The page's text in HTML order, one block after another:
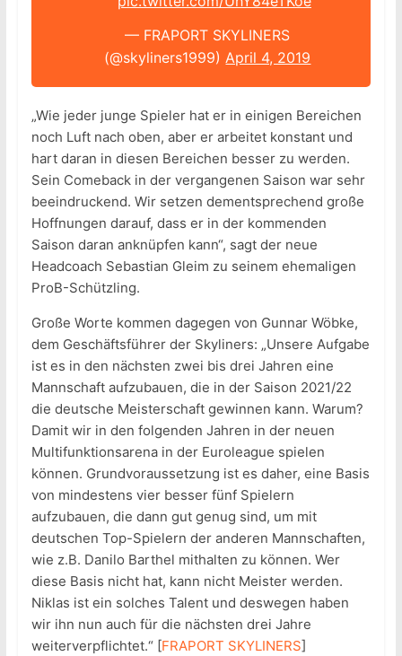
— FRAPORT SKYLINERS
(@skyliners1999)April 4, 2019
„Wie jeder junge Spieler hat er in einigen Bereichen
noch Luft nach oben, aber er arbeitet konstant und
hart daran in diesen Bereichen besser zu werden.
Sein Comeback in der vergangenen Saison war sehr
beeindruckend. Wir setzen dementsprechend große
Hoffnungen darauf, dass er in der kommenden
Saison daran anknüpfen kann“, sagt der neue
Headcoach Sebastian Gleim zu seinem ehemaligen
ProB-Schützling.
Große Worte kommen dagegen von Gunnar Wöbke,
dem Geschäftsführer der Skyliners: „Unsere Aufgabe
ist es in den nächsten zwei bis drei Jahren eine
Mannschaft aufzubauen, die in der Saison 2021/22
die deutsche Meisterschaft gewinnen kann. Warum?
Damit wir in den folgenden Jahren in der neuen
Multifunktionsarena in der Euroleague spielen
können. Grundvoraussetzung ist es daher, eine Basis
von mindestens vier besser fünf Spielern
aufzubauen, die dann gut genug sind, um mit
deutschen Top-Spielern der anderen Mannschaften,
wie z.B. Danilo Barthel mithalten zu können. Wer
diese Basis nicht hat, kann nicht Meister werden.
Niklas ist ein solches Talent und deswegen haben
wir ihn nun auch für die nächsten drei Jahre
weiterverpflichtet.“ [FRAPORT SKYLINERS]